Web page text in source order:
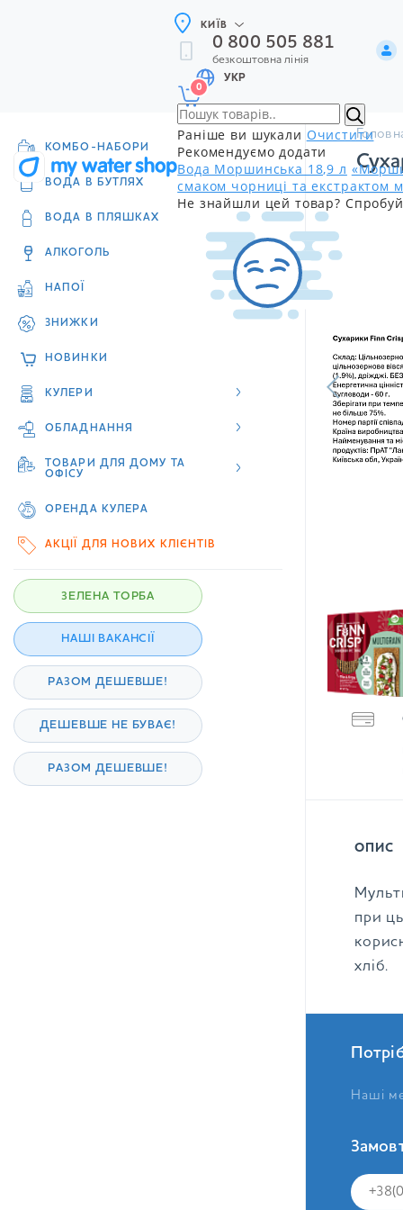
КИЇВ
0 800 505 881
безкоштовна лінія
УКР
0
Раніше ви шукали Очистити
Рекомендуємо додати
Вода Моршинська 18,9 л
смаком чорниці та екстрактом
Не знайшли цей товар?
КОМБО-НАБОРИ
ВОДА В БУТЛЯХ
ВОДА В ПЛЯШКАХ
АЛКОГОЛЬ
НАПОЇ
ЗНИЖКИ
НОВИНКИ
КУЛЕРИ
ОБЛАДНАННЯ
ТОВАРИ ДЛЯ ДОМУ ТА
ОФІСУ
ОРЕНДА КУЛЕРА
АКЦІЇ ДЛЯ НОВИХ КЛІЄНТІВ
ЗЕЛЕНА ТОРБА
НАШІ ВАКАНСІЇ
РАЗОМ ДЕШЕВШЕ!
ДЕШЕВШЕ НЕ БУВАЄ!
РАЗОМ ДЕШЕВШЕ!
ОПИС
при
хліб.
Наші